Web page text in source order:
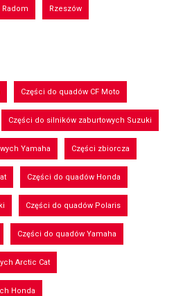
Radom Rzeszów
Części do quadów CF Moto
Części do silników zaburtowych Suzuki
Yamaha Części zbiorcza
Części do quadów Honda
Części do quadów Polaris
Części do quadów Yamaha
Arctic Cat
Honda